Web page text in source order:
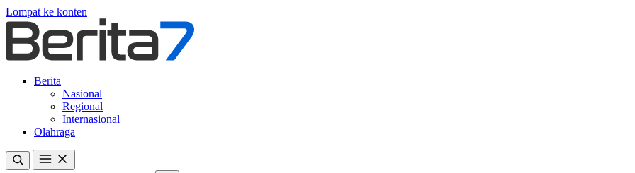
Lompat ke konten
Berita
Nasional
Regional
Internasional
Olahraga